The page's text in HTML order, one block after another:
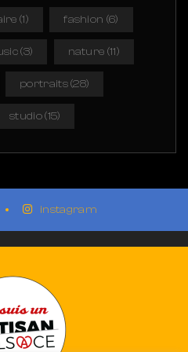
(1) fashion (6)
(3) nature (11)
portraits(28)
studio(15)
instagram